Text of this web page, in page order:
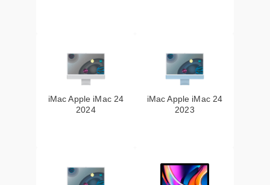
iMac Apple iMac 24
2024
iMac Apple iMac 24
2023